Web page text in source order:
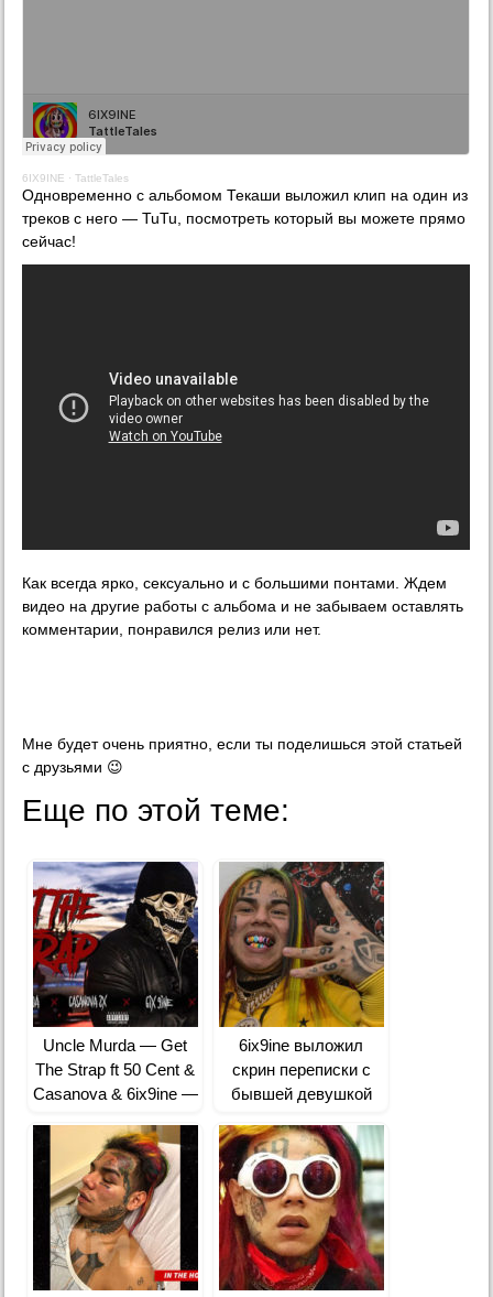
6IX9INE ·TattleTales
Одновременно с альбомом Текаши выложил клип на один из
треков с него — TuTu, посмотреть который вы можете прямо
сейчас!
Как всегда ярко, сексуально и с большими понтами. Ждем
видео на другие работы с альбома и не забываем оставлять
комментарии, понравился релиз или нет.
Мне будет очень приятно, если ты поделишься этой статьей
с друзьями 😉
Еще по этой теме:
Uncle Murda — Get
The Strap ft 50 Cent &
Casanova & 6ix9ine —
6ix9ine выложил
скрин переписки с
бывшей девушкой